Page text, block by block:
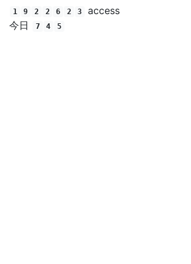
1 9 2 2 6 2 3
access
今日
7 4 5